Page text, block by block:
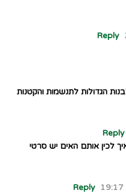
Reply
הגדולות לתנשמות והקטנות
Reply
לכין אותם האים יש סרטי
Reply